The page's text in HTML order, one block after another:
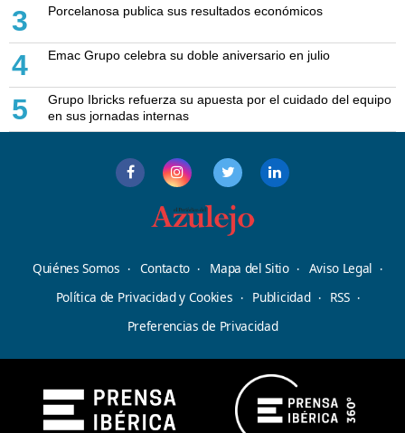
3 Porcelanosa publica sus resultados económicos
4 Emac Grupo celebra su doble aniversario en julio
5
Grupo Ibricks refuerza su apuesta por el cuidado del equipo
en sus jornadas internas
Quiénes Somos Contacto Mapa del Sitio
Aviso Legal
Política de Privacidad y Cookies
Publicidad
RSS
Preferencias de Privacidad